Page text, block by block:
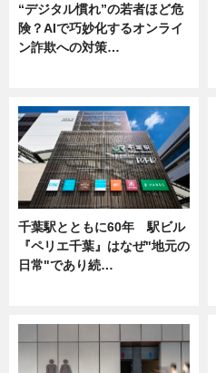
“デジタル慣れ”の若者ほど危
険？AIで巧妙化するオンライ
ン詐欺への対策…
千葉駅とともに60年 駅ビル
『ペリエ千葉』はなぜ"地元の
日常"であり続…